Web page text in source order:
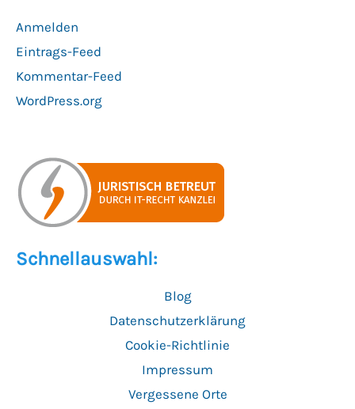
Anmelden
Eintrags-Feed
Kommentar-Feed
WordPress.org
Schnellauswahl:
Blog
Datenschutzerklärung
Cookie-Richtlinie
Impressum
Vergessene Orte